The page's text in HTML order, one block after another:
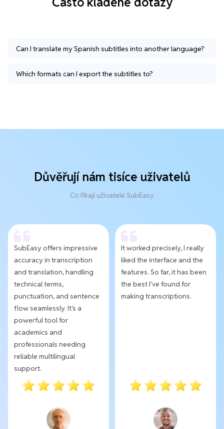
Can I translate my Spanish subtitles into another language?
Which formats can I export the subtitles to?
Důvěřují nám tisíce uživatelů
Co říkají uživatelé SubEasy
SubEasy offers impressive
accuracy in transcription
and translation, handling
technical terms,
punctuation, and sentence
flow seamlessly. It's a
powerful tool for
academics and
professionals needing
reliable multilingual
support.
It worked precisely, I really
liked the interface and the
features. So far, it has been
the best I've found for
making transcriptions.